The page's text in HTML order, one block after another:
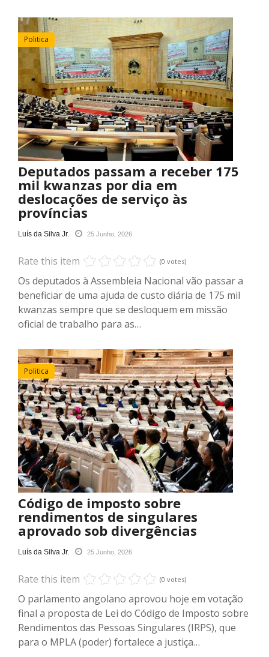
Politica
Deputados passam a receber 175
mil kwanzas por dia em
deslocações de serviço às
províncias
Luís da Silva Jr. 25 Junho, 2026
Rate this item (0 votes)
Os deputados à Assembleia Nacional vão passar a
beneficiar de uma ajuda de custo diária de 175 mil
kwanzas sempre que se desloquem em missão
oficial de trabalho para as…
Politica
Código de imposto sobre
rendimentos de singulares
aprovado sob divergências
Luís da Silva Jr. 25 Junho, 2026
Rate this item (0 votes)
O parlamento angolano aprovou hoje em votação
final a proposta de Lei do Código de Imposto sobre
Rendimentos das Pessoas Singulares (IRPS), que
para o MPLA (poder) fortalece a justiça…